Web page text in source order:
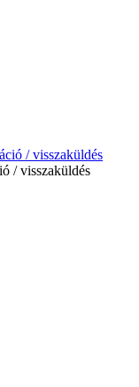
/ visszaküldés
/ visszaküldés